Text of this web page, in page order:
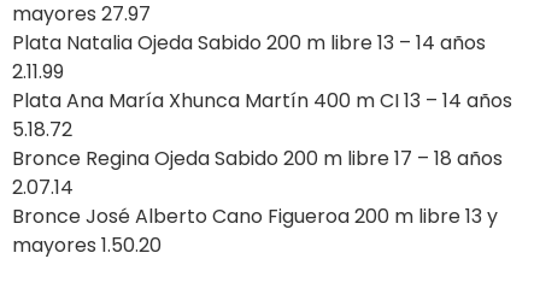
mayores 27.97
Plata Natalia Ojeda Sabido 200 m libre 13 – 14 años
2.11.99
Plata Ana María Xhunca Martín 400 m CI 13 – 14 años
5.18.72
Bronce Regina Ojeda Sabido 200 m libre 17 – 18 años
2.07.14
Bronce José Alberto Cano Figueroa 200 m libre 13 y
mayores 1.50.20